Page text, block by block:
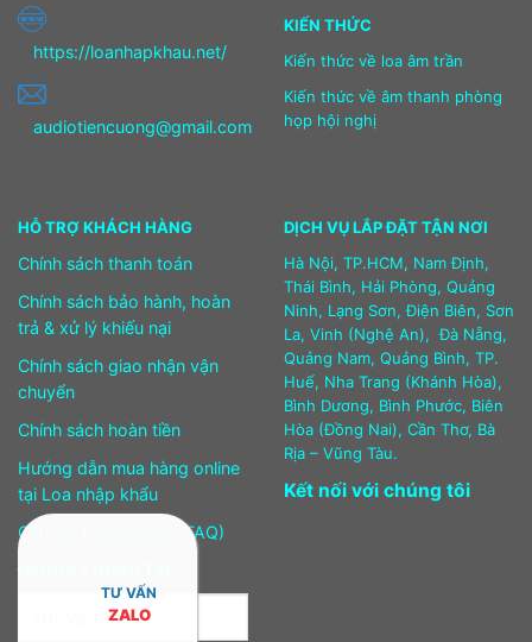
https://loanhapkhau.net/
audiotiencuong@gmail.com
KIẾN THỨC
Kiến thức về loa âm trần
Kiến thức về âm thanh phòng
họp hội nghị
HỖ TRỢ KHÁCH HÀNG
Chính sách thanh toán
Chính sách bảo hành, hoàn
trả & xử lý khiếu nại
Chính sách giao nhận vận
chuyển
Chính sách hoàn tiền
Hướng dẫn mua hàng online
tại Loa nhập khẩu
Câu hỏi thường gặp (FAQ)
DỊCH VỤ LẮP ĐẶT TẬN NƠI
Hà Nội, TP.HCM, Nam Định,
Thái Bình, Hải Phòng, Quảng
Ninh, Lạng Sơn, Điện Biên, Sơn
La, Vinh (Nghệ An), Đà Nẵng,
Quảng Nam, Quảng Bình, TP.
Huế, Nha Trang (Khánh Hòa),
Bình Dương, Bình Phước, Biên
Hòa (Đồng Nai), Cần Thơ, Bà
Rịa – Vũng Tàu.
Kết nối với chúng tôi
TƯ VẤN
ZALO